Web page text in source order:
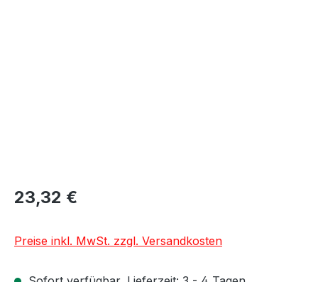
23,32 €
Preise inkl. MwSt. zzgl. Versandkosten